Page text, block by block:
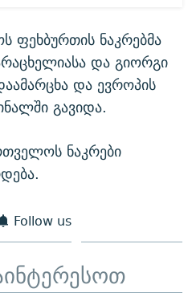
ფეხბურთის ნაკრებმა
და გიორგი
და ევროპის
გავიდა.
ნაკრები
Follow us